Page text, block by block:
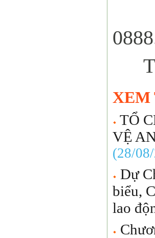
XEM
TỔ
VỆ
(28/
Dự
biểu,
lao